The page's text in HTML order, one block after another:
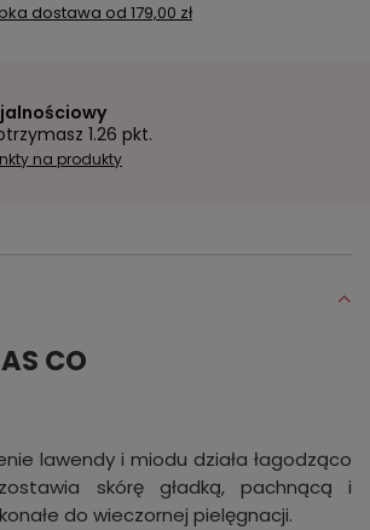
dostawa od 179,00 zł
1.26 pkt.
na produkty
CO
lawendy i miodu działa łagodząco
skórę gładką, pachnącą i
do wieczornej pielęgnacji.